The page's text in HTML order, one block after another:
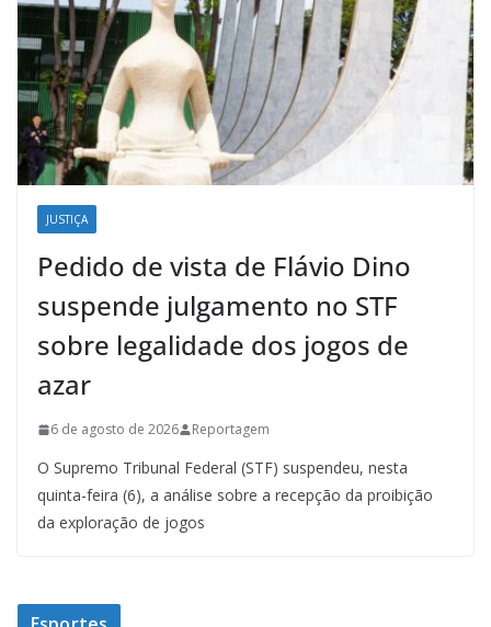
JUSTIÇA
Pedido de vista de Flávio Dino
suspende julgamento no STF
sobre legalidade dos jogos de
azar
6 de agosto de 2026 Reportagem
O Supremo Tribunal Federal (STF) suspendeu, nesta
quinta-feira (6), a análise sobre a recepção da proibição
da exploração de jogos